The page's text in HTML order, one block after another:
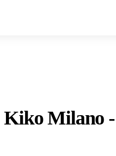
Kiko Milano -